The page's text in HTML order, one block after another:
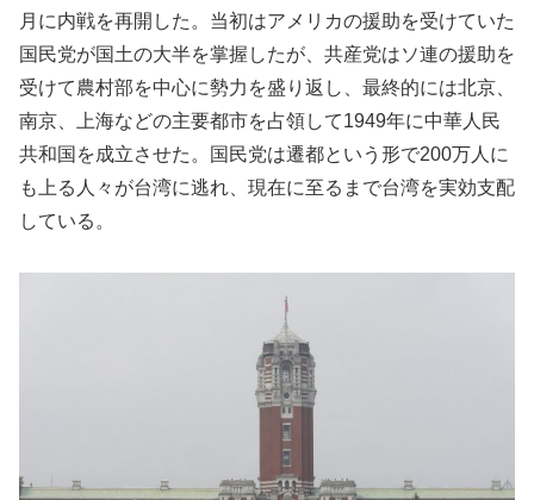
月に内戦を再開した。当初はアメリカの援助を受けていた
国民党が国土の大半を掌握したが、共産党はソ連の援助を
受けて農村部を中心に勢力を盛り返し、最終的には北京、
南京、上海などの主要都市を占領して1949年に中華人民
共和国を成立させた。国民党は遷都という形で200万人に
も上る人々が台湾に逃れ、現在に至るまで台湾を実効支配
している。